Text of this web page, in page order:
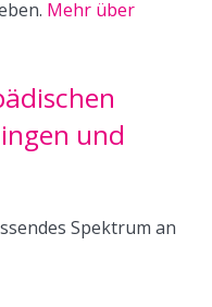
Mehr über
und
Spektrum an